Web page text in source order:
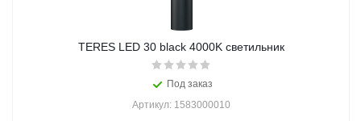
TERES LED 30 black 4000K светильник
Под заказ
Артикул: 1583000010